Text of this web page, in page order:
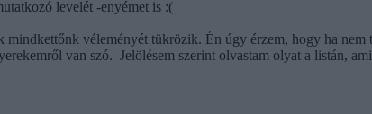
levelét -enyémet is :(
véleményét tükrözik. Én úgy érzem, hogy ha nem
van szó. Jelölésem szerint olvastam olyat a listán,